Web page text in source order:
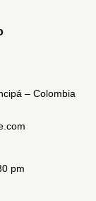
– Colombia
pm